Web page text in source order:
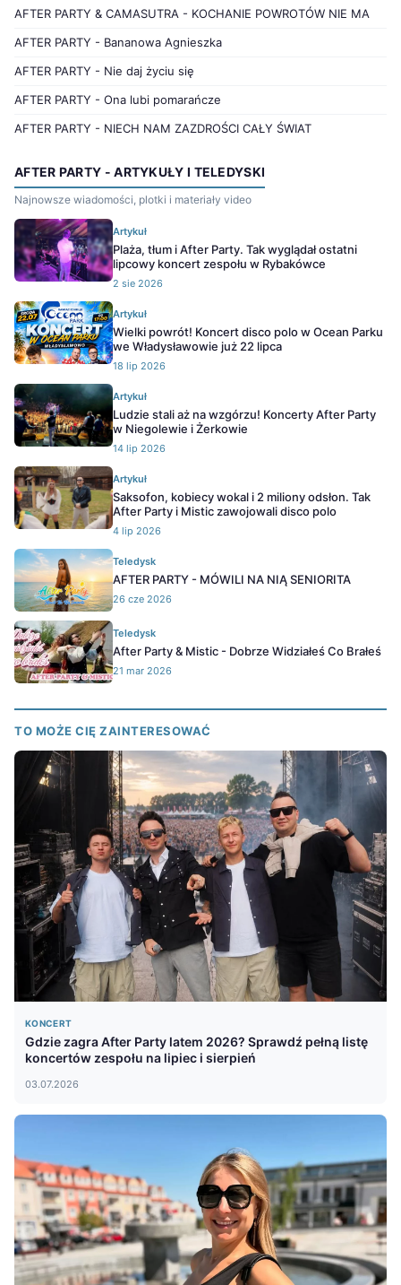
AFTER PARTY & CAMASUTRA - KOCHANIE POWROTÓW NIE MA
AFTER PARTY - Bananowa Agnieszka
AFTER PARTY - Nie daj życiu się
AFTER PARTY - Ona lubi pomarańcze
AFTER PARTY - NIECH NAM ZAZDROŚCI CAŁY ŚWIAT
AFTER PARTY - ARTYKUŁY I TELEDYSKI
Najnowsze wiadomości, plotki i materiały video
Artykuł
Plaża, tłum i After Party. Tak wyglądał ostatni
lipcowy koncert zespołu w Rybakówce
2 sie 2026
Artykuł
Wielki powrót! Koncert disco polo w Ocean Parku
we Władysławowie już 22 lipca
18 lip 2026
Artykuł
Ludzie stali aż na wzgórzu! Koncerty After Party
w Niegolewie i Żerkowie
14 lip 2026
Artykuł
Saksofon, kobiecy wokal i 2 miliony odsłon. Tak
After Party i Mistic zawojowali disco polo
4 lip 2026
Teledysk
AFTER PARTY - MÓWILI NA NIĄ SENIORITA
26 cze 2026
Teledysk
After Party & Mistic - Dobrze Widziałeś Co Brałeś
21 mar 2026
TO MOŻE CIĘ ZAINTERESOWAĆ
KONCERT
Gdzie zagra After Party latem 2026? Sprawdź pełną listę
koncertów zespołu na lipiec i sierpień
03.07.2026